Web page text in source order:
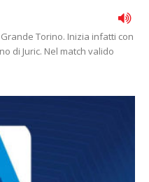
Torino. Inizia infatti con
di Juric. Nel match valido